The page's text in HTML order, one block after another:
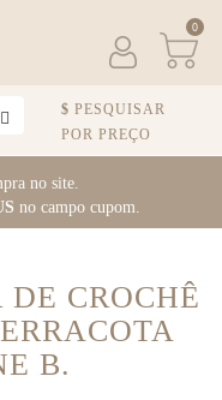
no site.
no campo cupom.
0
PESQUISAR
POR PREÇO
CROCHÊ
B.